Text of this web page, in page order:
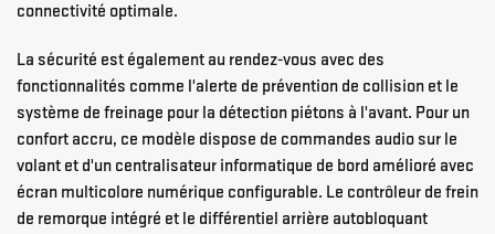
connectivité optimale.
La sécurité est également au rendez-vous avec des
fonctionnalités comme l'alerte de prévention de collision et le
système de freinage pour la détection piétons à l'avant. Pour un
confort accru, ce modèle dispose de commandes audio sur le
volant et d'un centralisateur informatique de bord amélioré avec
écran multicolore numérique configurable. Le contrôleur de frein
de remorque intégré et le différentiel arrière autobloquant